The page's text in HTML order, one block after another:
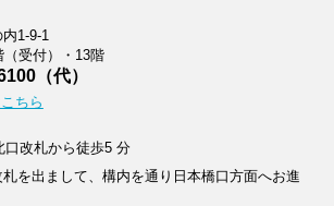
1-9-1
（受付）・13階
（代）
ちら
口改札から徒歩5 分
を出まして、構内を通り日本橋口方面へお進